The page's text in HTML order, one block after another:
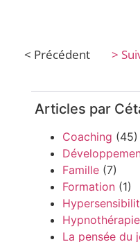
< Précédent >
Articles par
Coaching (45)
Famille (7)
Formation (1)
Hypnothérapie
La pensée du